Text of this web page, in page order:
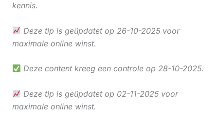
kennis.
Deze tip is geüpdatet op 26-10-2025 voor
maximale online winst.
Deze content kreeg een controle op 28-10-2025.
Deze tip is geüpdatet op 02-11-2025 voor
maximale online winst.